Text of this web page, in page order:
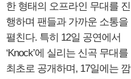
한 형태의 오프라인 무대를 진
행하며 팬들과 가까운 소통을
펼친다. 특히 12일 공연에서
‘Knock’에 실리는 신곡 무대를
최초로 공개하며, 17일에는 깜